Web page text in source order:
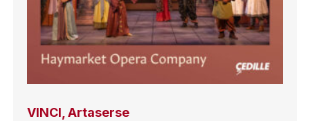
VINCI, Artaserse